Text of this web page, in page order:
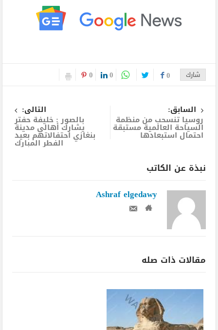
شارك 0
0
0
السابق:
روسيا تنسحب من منظمة
السياحة العالمية مستبقة
احتمال استبعادها
التالى:
بالصور : خليفة حفتر
يشارك أهالي مدينة
بنغازي احتفالاتهم بعيد
الفطر المبارك
نبذة عن الكاتب
Ashraf elgedawy
مقالات ذات صله